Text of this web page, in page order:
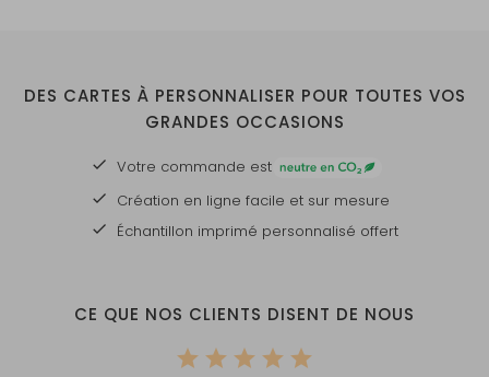
DES CARTES À PERSONNALISER POUR TOUTES VOS
GRANDES OCCASIONS
Votre commande est
Création en ligne facile et sur mesure
Échantillon imprimé personnalisé offert
CE QUE NOS CLIENTS DISENT DE NOUS